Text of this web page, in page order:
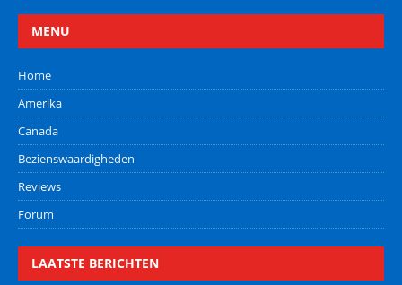
MENU
Home
Amerika
Canada
Bezienswaardigheden
Reviews
Forum
LAATSTE BERICHTEN